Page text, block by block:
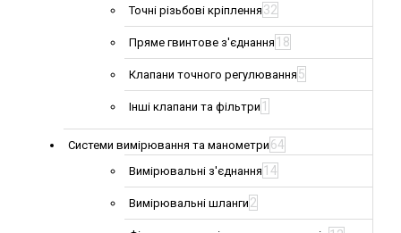
Точні різьбові кріплення 32
Пряме гвинтове з'єднання 18
Клапани точного регулювання 5
Інші клапани та фільтри 1
Системи вимірювання та манометри 64
Вимірювальні з'єднання 14
Вимірювальні шланги 2